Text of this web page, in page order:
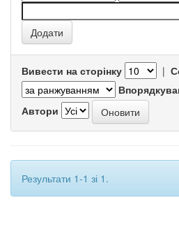
Вивести на сторінку |
Автори
Результати 1-1 зі 1.